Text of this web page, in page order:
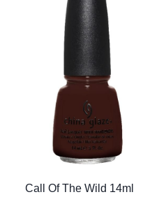
Call Of The Wild 14ml